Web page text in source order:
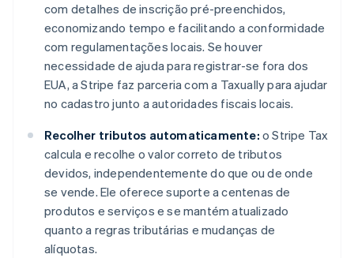
com detalhes de inscrição pré-preenchidos,
economizando tempo e facilitando a conformidade
com regulamentações locais. Se houver
necessidade de ajuda para registrar-se fora dos
EUA, a Stripe faz parceria com a Taxually para ajudar
no cadastro junto a autoridades fiscais locais.
Recolher tributos automaticamente: o Stripe Tax
calcula e recolhe o valor correto de tributos
devidos, independentemente do que ou de onde
se vende. Ele oferece suporte a centenas de
produtos e serviços e se mantém atualizado
quanto a regras tributárias e mudanças de
alíquotas.